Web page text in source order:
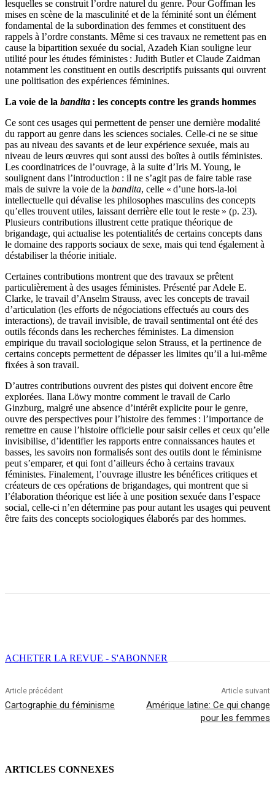
lesquelles se construit l’ordre naturel du genre. Pour Goffman les
mises en scène de la masculinité et de la féminité sont un élément
fondamental de la subordination des femmes et constituent des
rappels à l’ordre constants. Même si ces travaux ne remettent pas en
cause la bipartition sexuée du social, Azadeh Kian souligne leur
utilité pour les études féministes : Judith Butler et Claude Zaidman
notamment les constituent en outils descriptifs puissants qui ouvrent
une politisation des expériences féminines.
La voie de la bandita : les concepts contre les grands hommes
Ce sont ces usages qui permettent de penser une dernière modalité
du rapport au genre dans les sciences sociales. Celle-ci ne se situe
pas au niveau des savants et de leur expérience sexuée, mais au
niveau de leurs œuvres qui sont aussi des boîtes à outils féministes.
Les coordinatrices de l’ouvrage, à la suite d’Iris M. Young, le
soulignent dans l’introduction : il ne s’agit pas de faire table rase
mais de suivre la voie de la bandita, celle « d’une hors-la-loi
intellectuelle qui dévalise les philosophes masculins des concepts
qu’elles trouvent utiles, laissant derrière elle tout le reste » (p. 23).
Plusieurs contributions illustrent cette pratique théorique de
brigandage, qui actualise les potentialités de certains concepts dans
le domaine des rapports sociaux de sexe, mais qui tend également à
déstabiliser la théorie initiale.
Certaines contributions montrent que des travaux se prêtent
particulièrement à des usages féministes. Présenté par Adele E.
Clarke, le travail d’Anselm Strauss, avec les concepts de travail
d’articulation (les efforts de négociations effectués au cours des
interactions), de travail invisible, de travail sentimental ont été des
outils féconds dans les recherches féministes. La dimension
empirique du travail sociologique selon Strauss, et la pertinence de
certains concepts permettent de dépasser les limites qu’il a lui-même
fixées à son travail.
D’autres contributions ouvrent des pistes qui doivent encore être
explorées. Ilana Löwy montre comment le travail de Carlo
Ginzburg, malgré une absence d’intérêt explicite pour le genre,
ouvre des perspectives pour l’histoire des femmes : l’importance de
remettre en cause l’histoire officielle pour saisir celles et ceux qu’elle
invisibilise, d’identifier les rapports entre connaissances hautes et
basses, les savoirs non formalisés sont des outils dont le féminisme
peut s’emparer, et qui font d’ailleurs écho à certains travaux
féministes. Finalement, l’ouvrage illustre les bénéfices critiques et
créateurs de ces opérations de brigandages, qui montrent que si
l’élaboration théorique est liée à une position sexuée dans l’espace
social, celle-ci n’en détermine pas pour autant les usages qui peuvent
être faits des concepts sociologiques élaborés par des hommes.
ACHETER LA REVUE - S'ABONNER
Article précédent
Cartographie du féminisme
Article suivant
Amérique latine: Ce qui change
pour les femmes
ARTICLES CONNEXES